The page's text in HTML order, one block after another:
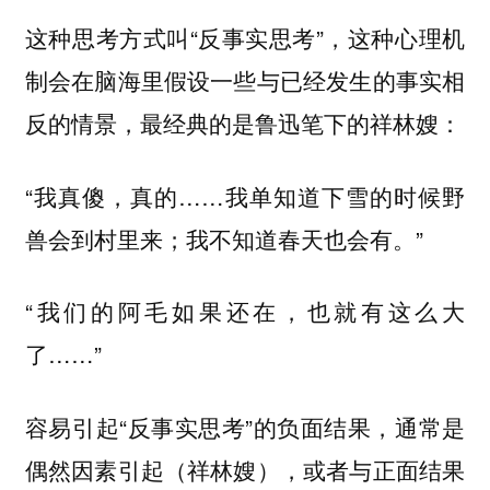
这种思考方式叫“反事实思考”， 这种心理机
制会在脑海里假设一些与已经发生的事实相
反的情景 ，最经典的是鲁迅笔下的祥林嫂：
“我真傻，真的……我单知道下雪的时候野
兽会到村里来；我不知道春天也会有。”
“我们的阿毛如果还在，也就有这么大
了……”
容易引起“反事实思考”的负面结果，通常是
偶然因素引起（祥林嫂），或者与正面结果